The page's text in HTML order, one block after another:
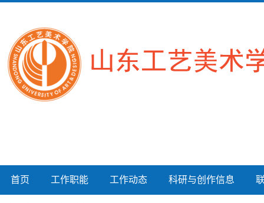
首页 工作职能 工作动态 科研与创作信息